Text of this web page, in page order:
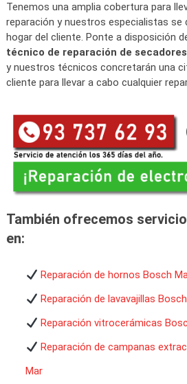
Tenemos una amplia cobertura para
reparación y nuestros especialistas se
hogar del cliente. Ponte a disposición
técnico de reparación de
y nuestros técnicos concretarán una
cliente para llevar a cabo cualquier
También ofrecemos
en:
Reparación de hornos Bosch
Reparación de lavavajillas
Reparación vitrocerámicas
Reparación de campanas
Mar